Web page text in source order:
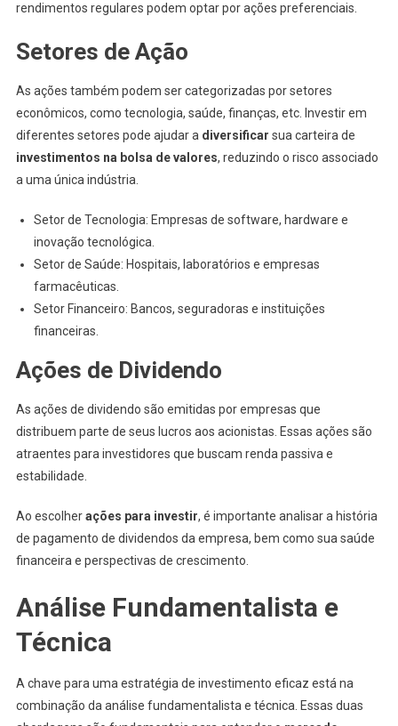
rendimentos regulares podem optar por ações preferenciais.
Setores de Ação
As ações também podem ser categorizadas por setores
econômicos, como tecnologia, saúde, finanças, etc. Investir em
diferentes setores pode ajudar a diversificar sua carteira de
investimentos na bolsa de valores, reduzindo o risco associado
a uma única indústria.
Setor de Tecnologia: Empresas de software, hardware e
inovação tecnológica.
Setor de Saúde: Hospitais, laboratórios e empresas
farmacêuticas.
Setor Financeiro: Bancos, seguradoras e instituições
financeiras.
Ações de Dividendo
As ações de dividendo são emitidas por empresas que
distribuem parte de seus lucros aos acionistas. Essas ações são
atraentes para investidores que buscam renda passiva e
estabilidade.
Ao escolherações para investir, é importante analisar a história
de pagamento de dividendos da empresa, bem como sua saúde
financeira e perspectivas de crescimento.
Análise Fundamentalista e
Técnica
A chave para uma estratégia de investimento eficaz está na
combinação da análise fundamentalista e técnica. Essas duas